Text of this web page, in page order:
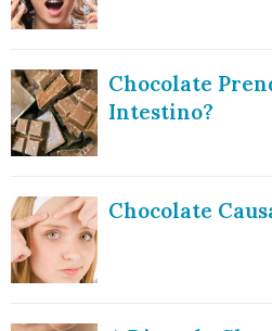
Chocolate
Intestino?
Chocolate